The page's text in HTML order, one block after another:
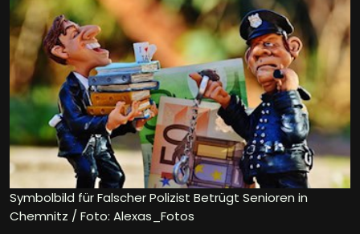
Symbolbild für Falscher Polizist Betrügt Senioren in
Chemnitz / Foto: Alexas_Fotos